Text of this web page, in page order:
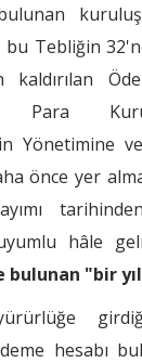
Tebliğin
kaldırılan
Para
Yönetimine
önce yer
hâle
bulunan "bir
hesabı